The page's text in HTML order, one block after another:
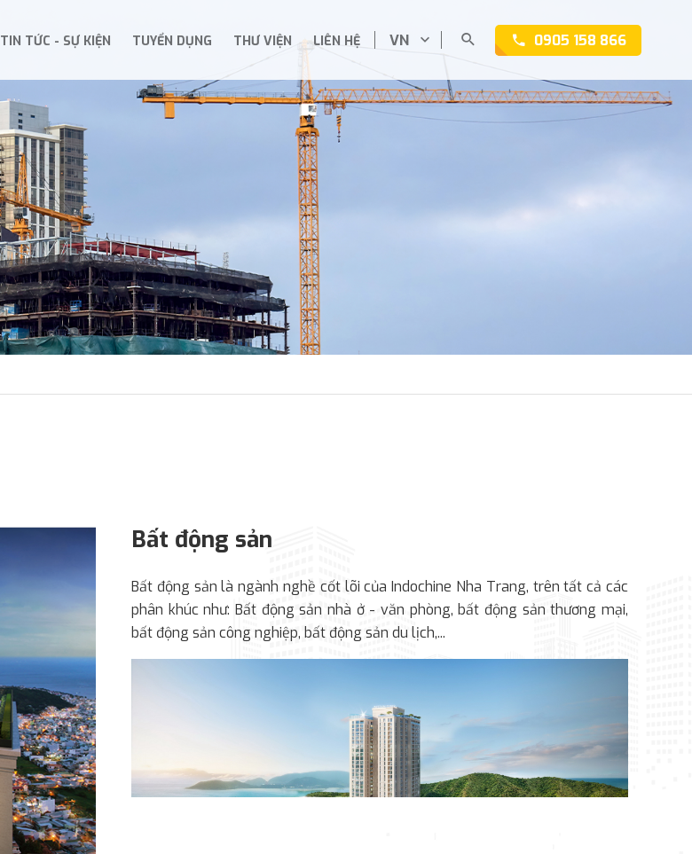
TIN TỨC - SỰ KIỆN TUYỂN DỤNG THƯ VIỆN LIÊN HỆ VN 0905 158 866
Bất động sản
Bất động sản là ngành nghề cốt lõi của Indochine Nha Trang, trên tất cả các
phân khúc như: Bất động sản nhà ở - văn phòng, bất động sản thương mại,
bất động sản công nghiệp, bất động sản du lịch,...